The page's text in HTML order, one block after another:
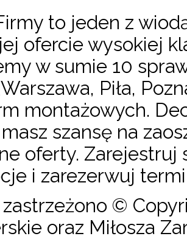
to jeden z
ofercie wysokiej
w sumie 10
Piła,
montażowych.
szansę na
oferty. Zarejestruj
i zarezerwuj
zastrzeżono ©
oraz Miłosza